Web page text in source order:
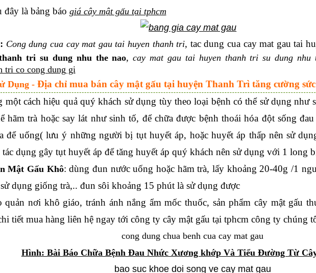
đây là bảng báo giá cây mật gấu tại tphcm
Cong dung cua cay mat gau tai huyen thanh tri, tac dung cua cay mat gau tai
tri su dung nhu the nao,cay mat gau tai huyen thanh tri su dung nhu
tri co cong dung gi
Dụng - Địa chỉ mua bán cây mật gấu tại huyện Thanh Trì tăng cường
một cách hiệu quả quý khách sử dụng tùy theo loại bệnh có thể sử dụng như
hãm trà hoặc say lát như sinh tố, để chữa được bệnh thoái hóa đột sống
để uống( lưu ý những người bị tụt huyết áp, hoặc huyết áp thấp nên sử
tác dụng gây tụt huyết áp để tăng huyết áp quý khách nên sử dụng với 1 long
Mật Gấu Khô: dùng đun nước uống hoặc hãm trà, lấy khoảng 20-40g /1
dụng giống trà,.. đun sôi khoảng 15 phút là sử dụng được
quản nơi khô giáo, tránh ánh nắng ẩm mốc thuốc, sản phẩm cây mật gấu
tiết mua hàng liên hệ ngay tới công ty cây mật gấu tại tphcm công ty chúng
Hình: Bài Báo Chữa Bệnh Đau Nhức Xương khớp Và Tiểu Đường Từ